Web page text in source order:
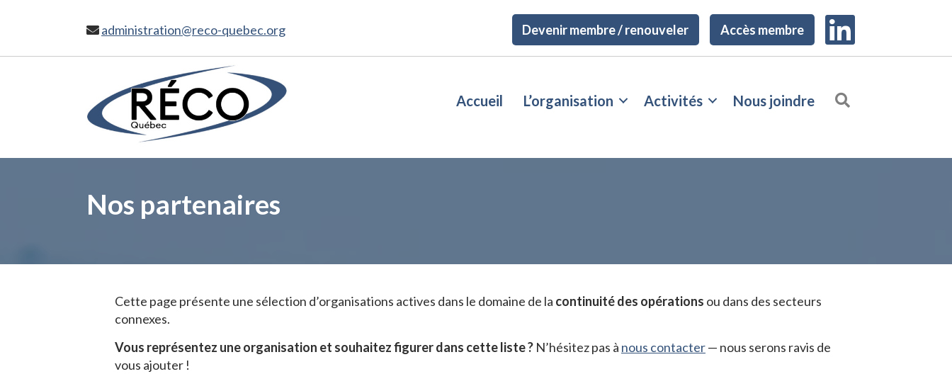
principal
administration@reco-quebec.org Devenir membre / renouveler Accès membre
Accueil L’organisation Activités Nous joindre
Nos partenaires
Cette page présente une sélection d’organisations actives dans le domaine de la continuité des opérations ou dans des secteurs
connexes.
Vous représentez une organisation et souhaitez figurer dans cette liste ? N’hésitez pas à nous contacter— nous serons ravis de
vous ajouter !
Restons
contact